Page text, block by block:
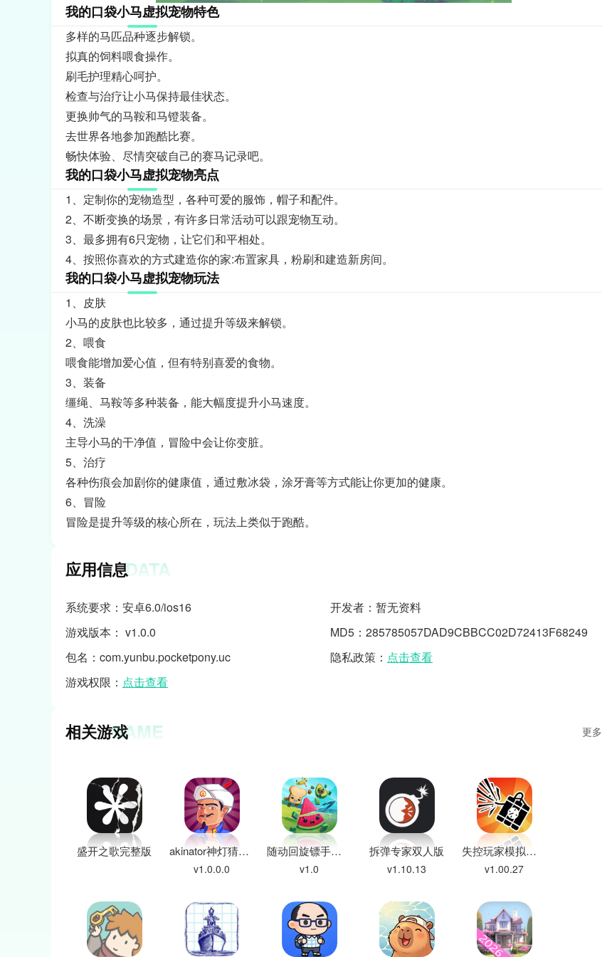
我的口袋小马虚拟宠物特色
多样的马匹品种逐步解锁。
拟真的饲料喂食操作。
刷毛护理精心呵护。
检查与治疗让小马保持最佳状态。
更换帅气的马鞍和马镫装备。
去世界各地参加跑酷比赛。
畅快体验、尽情突破自己的赛马记录吧。
我的口袋小马虚拟宠物亮点
1、定制你的宠物造型，各种可爱的服饰，帽子和配件。
2、不断变换的场景，有许多日常活动可以跟宠物互动。
3、最多拥有6只宠物，让它们和平相处。
4、按照你喜欢的方式建造你的家:布置家具，粉刷和建造新房间。
我的口袋小马虚拟宠物玩法
1、皮肤
小马的皮肤也比较多，通过提升等级来解锁。
2、喂食
喂食能增加爱心值，但有特别喜爱的食物。
3、装备
缰绳、马鞍等多种装备，能大幅度提升小马速度。
4、洗澡
主导小马的干净值，冒险中会让你变脏。
5、治疗
各种伤痕会加剧你的健康值，通过敷冰袋，涂牙膏等方式能让你更加的健康。
6、冒险
冒险是提升等级的核心所在，玩法上类似于跑酷。
应用信息DATA
系统要求：安卓6.0/ios16
开发者：暂无资料
游戏版本： v1.0.0
MD5：285785057DAD9CBBCC02D72413F68249
包名：com.yunbu.pocketpony.uc
隐私政策： 点击查看
游戏权限： 点击查看
相关游戏GAME 更多
盛开之歌完整版 akinator神灯猜人名
v1.0.0.0
随动回旋镖手机移植版
v1.0
拆弹专家双人版
v1.10.13
失控玩家模拟器安卓版
v1.00.27